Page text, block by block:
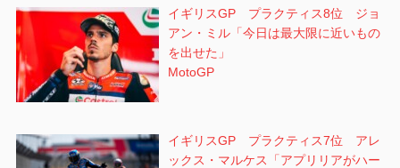
イギリスGP プラクティス8位 ジョ
アン・ミル「今日は最大限に近いもの
を出せた」
MotoGP
イギリスGP プラクティス7位 アレ
ックス・マルケス「アプリリアがハー